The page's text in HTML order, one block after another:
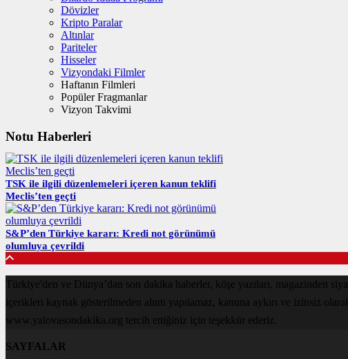
Dövizler
Kripto Paralar
Altınlar
Pariteler
Hisseler
Vizyondaki Filmler
Haftanın Filmleri
Popüler Fragmanlar
Vizyon Takvimi
Notu Haberleri
TSK ile ilgili düzenlemeleri içeren kanun teklifi
Meclis’ten geçti
S&P’den Türkiye kararı: Kredi not görünümü
olumluya çevrildi
Türkiye'den ve Dünya’dan son dakika haberler, köşe yazıları, magazinden
içerikleri kaynak gösterilmeden alıntı yapılamaz, kanuna aykırı ve izinsiz
www.yalovasondakika.org tercih ettiğiniz için teşekkür ederiz.
SAYFALAR